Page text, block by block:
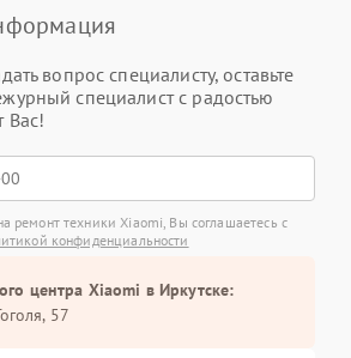
вопрос специалисту, оставьте
специалист с радостью
Вас!
ремонт техники Xiaomi, Вы соглашаетесь с
конфиденциальности
центра Xiaomi в Иркутске:
57